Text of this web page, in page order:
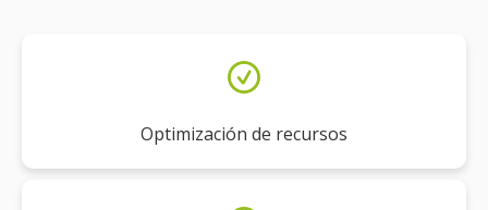
Optimización de recursos